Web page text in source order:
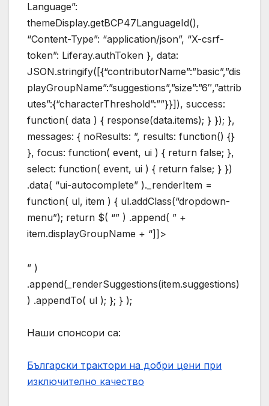
Language”:
themeDisplay.getBCP47LanguageId(),
“Content-Type”: “application/json”, “X-csrf-
token”: Liferay.authToken }, data:
JSON.stringify([{“contributorName”:”basic”,”dis
playGroupName”:”suggestions”,”size”:”6″,”attrib
utes”:{“characterThreshold”:””}}]), success:
function( data ) { response(data.items); } }); },
messages: { noResults: ”, results: function() {}
}, focus: function( event, ui ) { return false; },
select: function( event, ui ) { return false; } })
.data( “ui-autocomplete” )._renderItem =
function( ul, item ) { ul.addClass(“dropdown-
menu”); return $( “” ) .append( ” +
item.displayGroupName + “]]>
” )
.append(_renderSuggestions(item.suggestions)
) .appendTo( ul ); }; } );
Наши спонсори са:
Български трактори на добри цени при
изключително качество